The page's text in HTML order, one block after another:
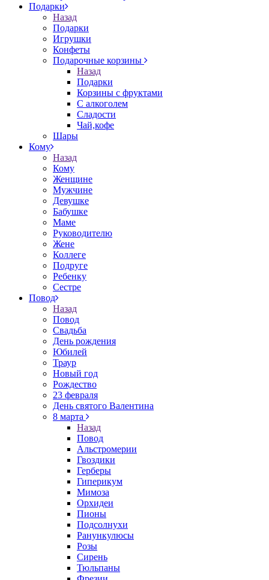
Подарки
Назад
Подарки
Игрушки
Конфеты
Подарочные корзины
Назад
Подарки
Корзины с фруктами
С алкоголем
Сладости
Чай,кофе
Шары
Кому
Назад
Кому
Женщине
Мужчине
Девушке
Бабушке
Маме
Руководителю
Жене
Коллеге
Подруге
Ребенку
Сестре
Повод
Назад
Повод
Свадьба
День рождения
Юбилей
Траур
Новый год
Рождество
23 февраля
День святого Валентина
8 марта
Назад
Повод
Альстромерии
Гвоздики
Герберы
Гиперикум
Мимоза
Орхидеи
Пионы
Подсолнухи
Ранункулюсы
Розы
Сирень
Тюльпаны